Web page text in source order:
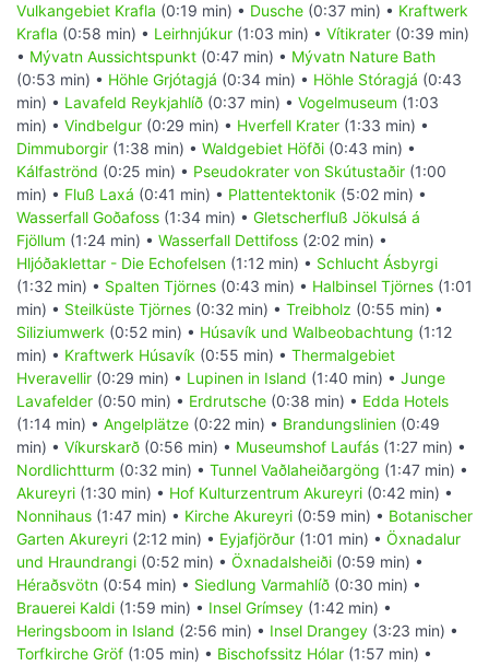
Vulkangebiet Krafla (0:19 min) • Dusche (0:37 min) • Kraftwerk
Krafla (0:58 min) • Leirhnjúkur (1:03 min) • Vítikrater (0:39 min)
• Mývatn Aussichtspunkt (0:47 min) • Mývatn Nature Bath
(0:53 min) • Höhle Grjótagjá (0:34 min) • Höhle Stóragjá (0:43
min) • Lavafeld Reykjahlíð (0:37 min) • Vogelmuseum (1:03
min) • Vindbelgur (0:29 min) • Hverfell Krater (1:33 min) •
Dimmuborgir (1:38 min) • Waldgebiet Höfði (0:43 min) •
Kálfaströnd (0:25 min) • Pseudokrater von Skútustaðir (1:00
min) • Fluß Laxá (0:41 min) • Plattentektonik (5:02 min) •
Wasserfall Goðafoss (1:34 min) • Gletscherfluß Jökulsá á
Fjöllum (1:24 min) • Wasserfall Dettifoss (2:02 min) •
Hljóðaklettar - Die Echofelsen (1:12 min) • Schlucht Ásbyrgi
(1:32 min) • Spalten Tjörnes (0:43 min) • Halbinsel Tjörnes (1:01
min) • Steilküste Tjörnes (0:32 min) • Treibholz (0:55 min) •
Siliziumwerk (0:52 min) • Húsavík und Walbeobachtung (1:12
min) • Kraftwerk Húsavík (0:55 min) • Thermalgebiet
Hveravellir (0:29 min) • Lupinen in Island (1:40 min) • Junge
Lavafelder (0:50 min) • Erdrutsche (0:38 min) • Edda Hotels
(1:14 min) • Angelplätze (0:22 min) • Brandungslinien (0:49
min) • Víkurskarð (0:56 min) • Museumshof Laufás (1:27 min) •
Nordlichtturm (0:32 min) • Tunnel Vaðlaheiðargöng (1:47 min) •
Akureyri (1:30 min) • Hof Kulturzentrum Akureyri (0:42 min) •
Nonnihaus (1:47 min) • Kirche Akureyri (0:59 min) • Botanischer
Garten Akureyri (2:12 min) • Eyjafjörður (1:01 min) • Öxnadalur
und Hraundrangi (0:52 min) • Öxnadalsheiði (0:59 min) •
Héraðsvötn (0:54 min) • Siedlung Varmahlíð (0:30 min) •
Brauerei Kaldi (1:59 min) • Insel Grímsey (1:42 min) •
Heringsboom in Island (2:56 min) • Insel Drangey (3:23 min) •
Torfkirche Gröf (1:05 min) • Bischofssitz Hólar (1:57 min) •